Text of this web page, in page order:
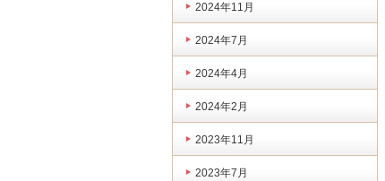
2024年11月
2024年7月
2024年4月
2024年2月
2023年11月
2023年7月